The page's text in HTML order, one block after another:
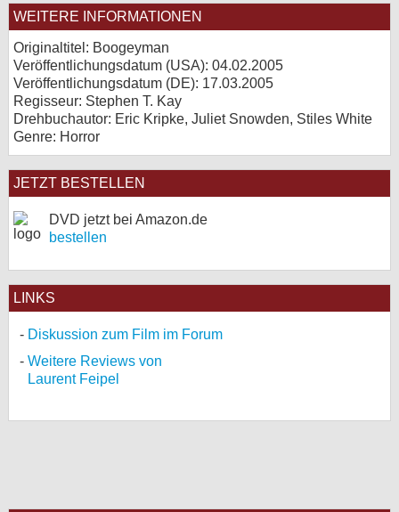
WEITERE INFORMATIONEN
Originaltitel: Boogeyman
Veröffentlichungsdatum (USA): 04.02.2005
Veröffentlichungsdatum (DE): 17.03.2005
Regisseur: Stephen T. Kay
Drehbuchautor: Eric Kripke, Juliet Snowden, Stiles White
Genre: Horror
JETZT BESTELLEN
DVD jetzt bei Amazon.de
bestellen
LINKS
Diskussion zum Film im Forum
Weitere Reviews von
Laurent Feipel